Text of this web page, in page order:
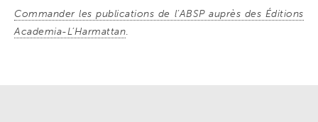
Commander les publications de l’ABSP auprès des Éditions
Academia-L’Harmattan.